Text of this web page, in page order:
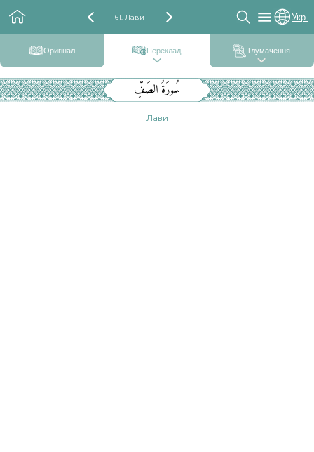
61. Лави Укр.
Оригінал Переклад Тлумачення
سُورَةُ الصَفِّ
Лави